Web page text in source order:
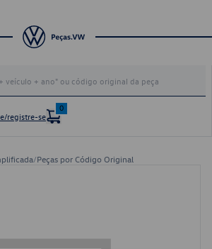
registre-se
0
/Peças por Código Original